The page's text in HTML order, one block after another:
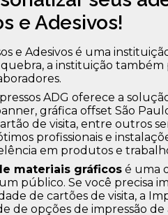
e Adesivos!
e Adesivos é uma
a instituição
ADG oferece a
gráfica offset São
de visita, entre outros
profissionais e
em produtos e
materiais gráficos é uma
público. Se você precisa
de cartões de visita, a
de opções de impressão